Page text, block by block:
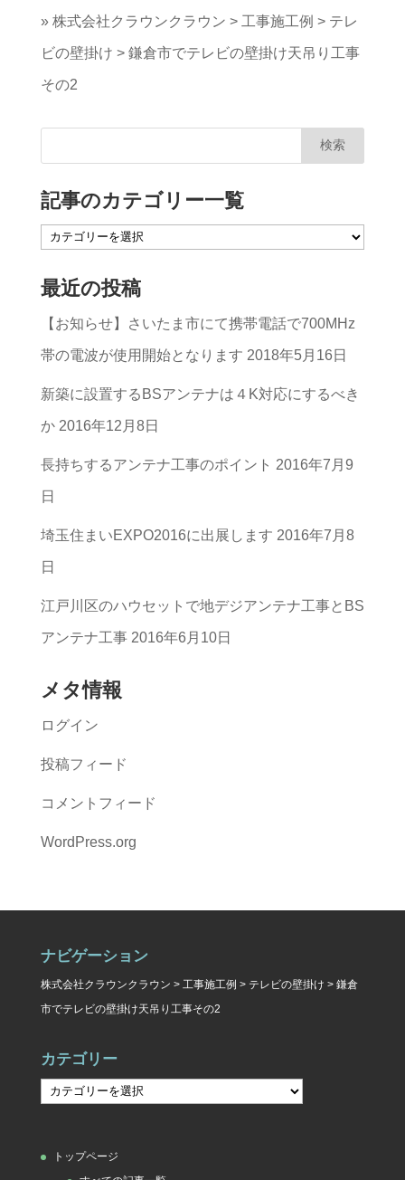
» 株式会社クラウンクラウン > 工事施工例 > テレ
ビの壁掛け > 鎌倉市でテレビの壁掛け天吊り工事
その2
記事のカテゴリー一覧
記
の
カ
テ
ゴ
リ
ー
一
最近の投稿
【お知らせ】さいたま市にて携帯電話で700MHz
帯の電波が使用開始となります 2018年5月16日
新築に設置するBSアンテナは４K対応にするべき
か 2016年12月8日
長持ちするアンテナ工事のポイント 2016年7月9
日
埼玉住まいEXPO2016に出展します 2016年7月8
日
江戸川区のハウセットで地デジアンテナ工事とBS
アンテナ工事 2016年6月10日
メタ情報
ログイン
投稿フィード
コメントフィード
WordPress.org
ナビゲーション
株式会社クラウンクラウン > 工事施工例 > テレビの壁掛け > 鎌倉
市でテレビの壁掛け天吊り工事その2
カテゴリー
リ
トップページ